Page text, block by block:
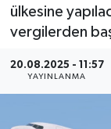
ülkesine
vergilerden
20.08.2025 - 11:57
YAYINLANMA